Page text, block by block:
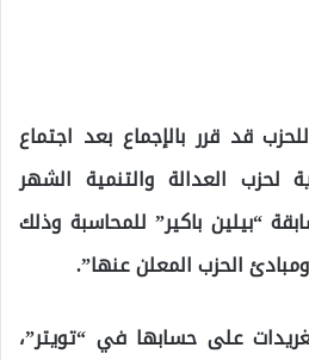
قد قرر بالإجماع بعد اجتماع
لحزب العدالة والتنمية الشهر
“بيلين باكير” للمحاسبة وذلك
الحزب المعلن عنها”.
على حسابها في “تويتر”،